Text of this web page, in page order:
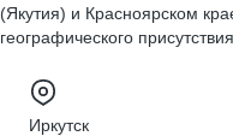
(Якутия) и Красноярском
географического
Иркутск